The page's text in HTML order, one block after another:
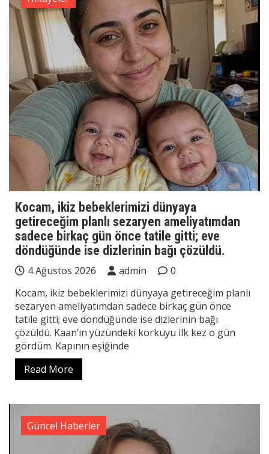
Kocam, ikiz bebeklerimizi dünyaya
getireceğim planlı sezaryen ameliyatımdan
sadece birkaç gün önce tatile gitti; eve
döndüğünde ise dizlerinin bağı çözüldü.
4 Ağustos 2026 admin
0
Kocam, ikiz bebeklerimizi dünyaya getireceğim planlı
sezaryen ameliyatımdan sadece birkaç gün önce
tatile gitti; eve döndüğünde ise dizlerinin bağı
çözüldü. Kaan’ın yüzündeki korkuyu ilk kez o gün
gördüm. Kapının eşiğinde
Read More
Güncel Haberler